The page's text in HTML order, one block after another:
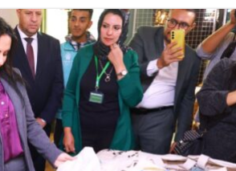
في القلب والصدر لحالة من دمياط بتكلفة 250 ألف
بإعداد دليل دولي للنشاط البدني
المحكمة النموذجية الصديقة للطفل بمحكمة